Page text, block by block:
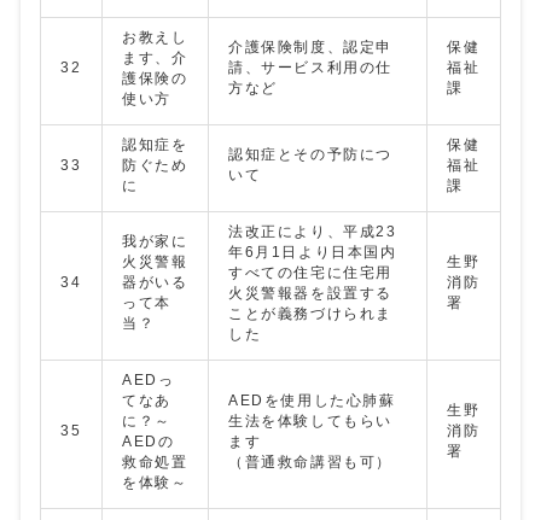
32
お教えし
ます、介
護保険の
使い方
介護保険制度、認定申
請、サービス利用の仕
方など
保健
福祉
課
33
認知症を
防ぐため
に
認知症とその予防につ
いて
保健
福祉
課
34
我が家に
火災警報
器がいる
って本
当？
法改正により、平成23
年6月1日より日本国内
すべての住宅に住宅用
火災警報器を設置する
ことが義務づけられま
した
生野
消防
署
35
AEDっ
てなあ
に？～
AEDの
救命処置
を体験～
AEDを使用した心肺蘇
生法を体験してもらい
ます
（普通救命講習も可）
生野
消防
署